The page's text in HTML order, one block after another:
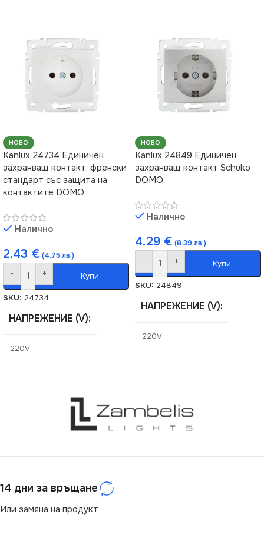
НОВО
Kanlux 24734 Единичен
захранващ контакт. френски
стандарт със защита на
контактите DOMO
Налично
2.43 € (4.75 лв.)
- + Купи
SKU: 24734
НАПРЕЖЕНИЕ (V)
220V
МАРКА KANLUX
НОВО
Kanlux 24849 Единичен
захранващ контакт Schuko
DOMO
Налично
4.29 € (8.39 лв.)
- + Купи
SKU: 24849
НАПРЕЖЕНИЕ (V)
220V
СЕРИЯ DOMO
14 дни за връщане
Или замяна на продукт